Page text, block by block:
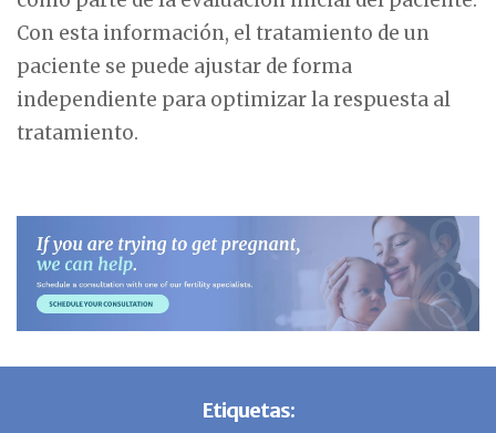
Con esta información, el tratamiento de un
paciente se puede ajustar de forma
independiente para optimizar la respuesta al
tratamiento.
Etiquetas: